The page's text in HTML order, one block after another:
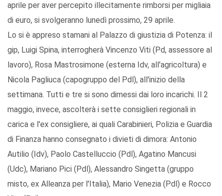
aprile per aver percepito illecitamente rimborsi per migliaia
di euro, si svolgeranno lunedì prossimo, 29 aprile.
Lo si è appreso stamani al Palazzo di giustizia di Potenza: il
gip, Luigi Spina, interrogherà Vincenzo Viti (Pd, assessore al
lavoro), Rosa Mastrosimone (esterna Idv, all'agricoltura) e
Nicola Pagliuca (capogruppo del Pdl), all'inizio della
settimana. Tutti e tre si sono dimessi dai loro incarichi. Il 2
maggio, invece, ascolterà i sette consiglieri regionali in
carica e l'ex consigliere, ai quali Carabinieri, Polizia e Guardia
di Finanza hanno consegnato i divieti di dimora: Antonio
Autilio (Idv), Paolo Castelluccio (Pdl), Agatino Mancusi
(Udc), Mariano Pici (Pdl), Alessandro Singetta (gruppo
misto, ex Alleanza per l'Italia), Mario Venezia (Pdl) e Rocco